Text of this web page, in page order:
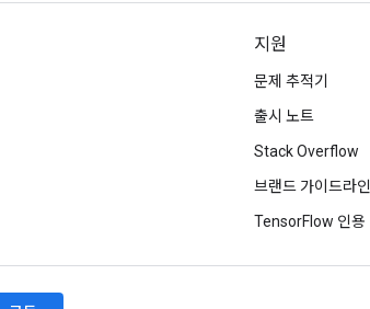
지원
문제 추적기
출시 노트
Stack Overflow
브랜드 가이드라인
TensorFlow 인용